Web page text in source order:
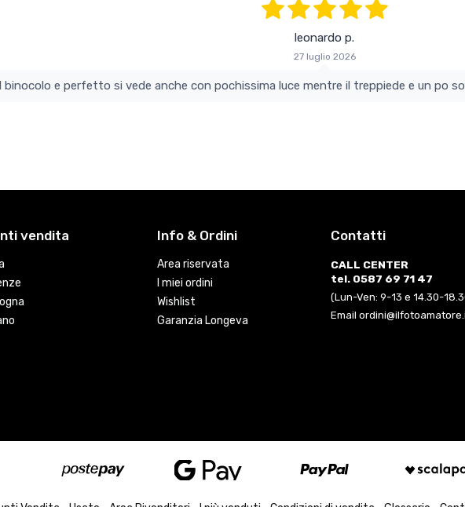
leonardo p.
27 luglio 2026
il binocolo e perfetto si vede anche con pochissima luce mentre il treppiede
vendita Info & Ordini
Area riservata
I miei ordini
Wishlist
Garanzia Longeva
Contatti
CALL CENTER
tel. 0587 69 71 47
(Lun-Ven: 9-13 e 14.30-
Email